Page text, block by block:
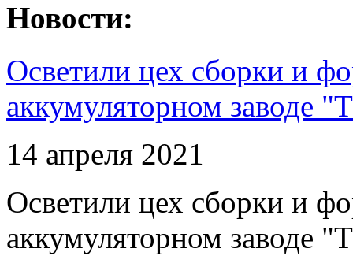
Новости:
Осветили цех сборки и
аккумуляторном заводе
14 апреля 2021
Осветили цех сборки и
аккумуляторном заводе